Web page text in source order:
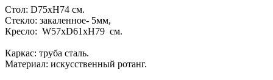
Стoл: D75xH74 см.
Стекло: закаленное- 5мм,
Кресло: W57xD61xH79 см.
Каркас: труба сталь.
Материал: искусственный ротанг.